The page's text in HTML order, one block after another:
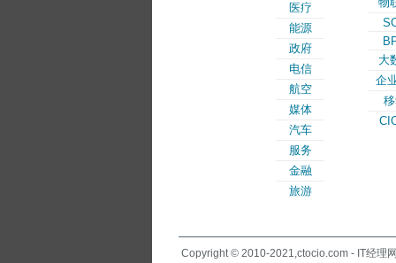
医疗
能源
政府
电信
航空
媒体
汽车
服务
金融
旅游
大
企
Copyright © 2010-2021,ctocio.com - IT经理网